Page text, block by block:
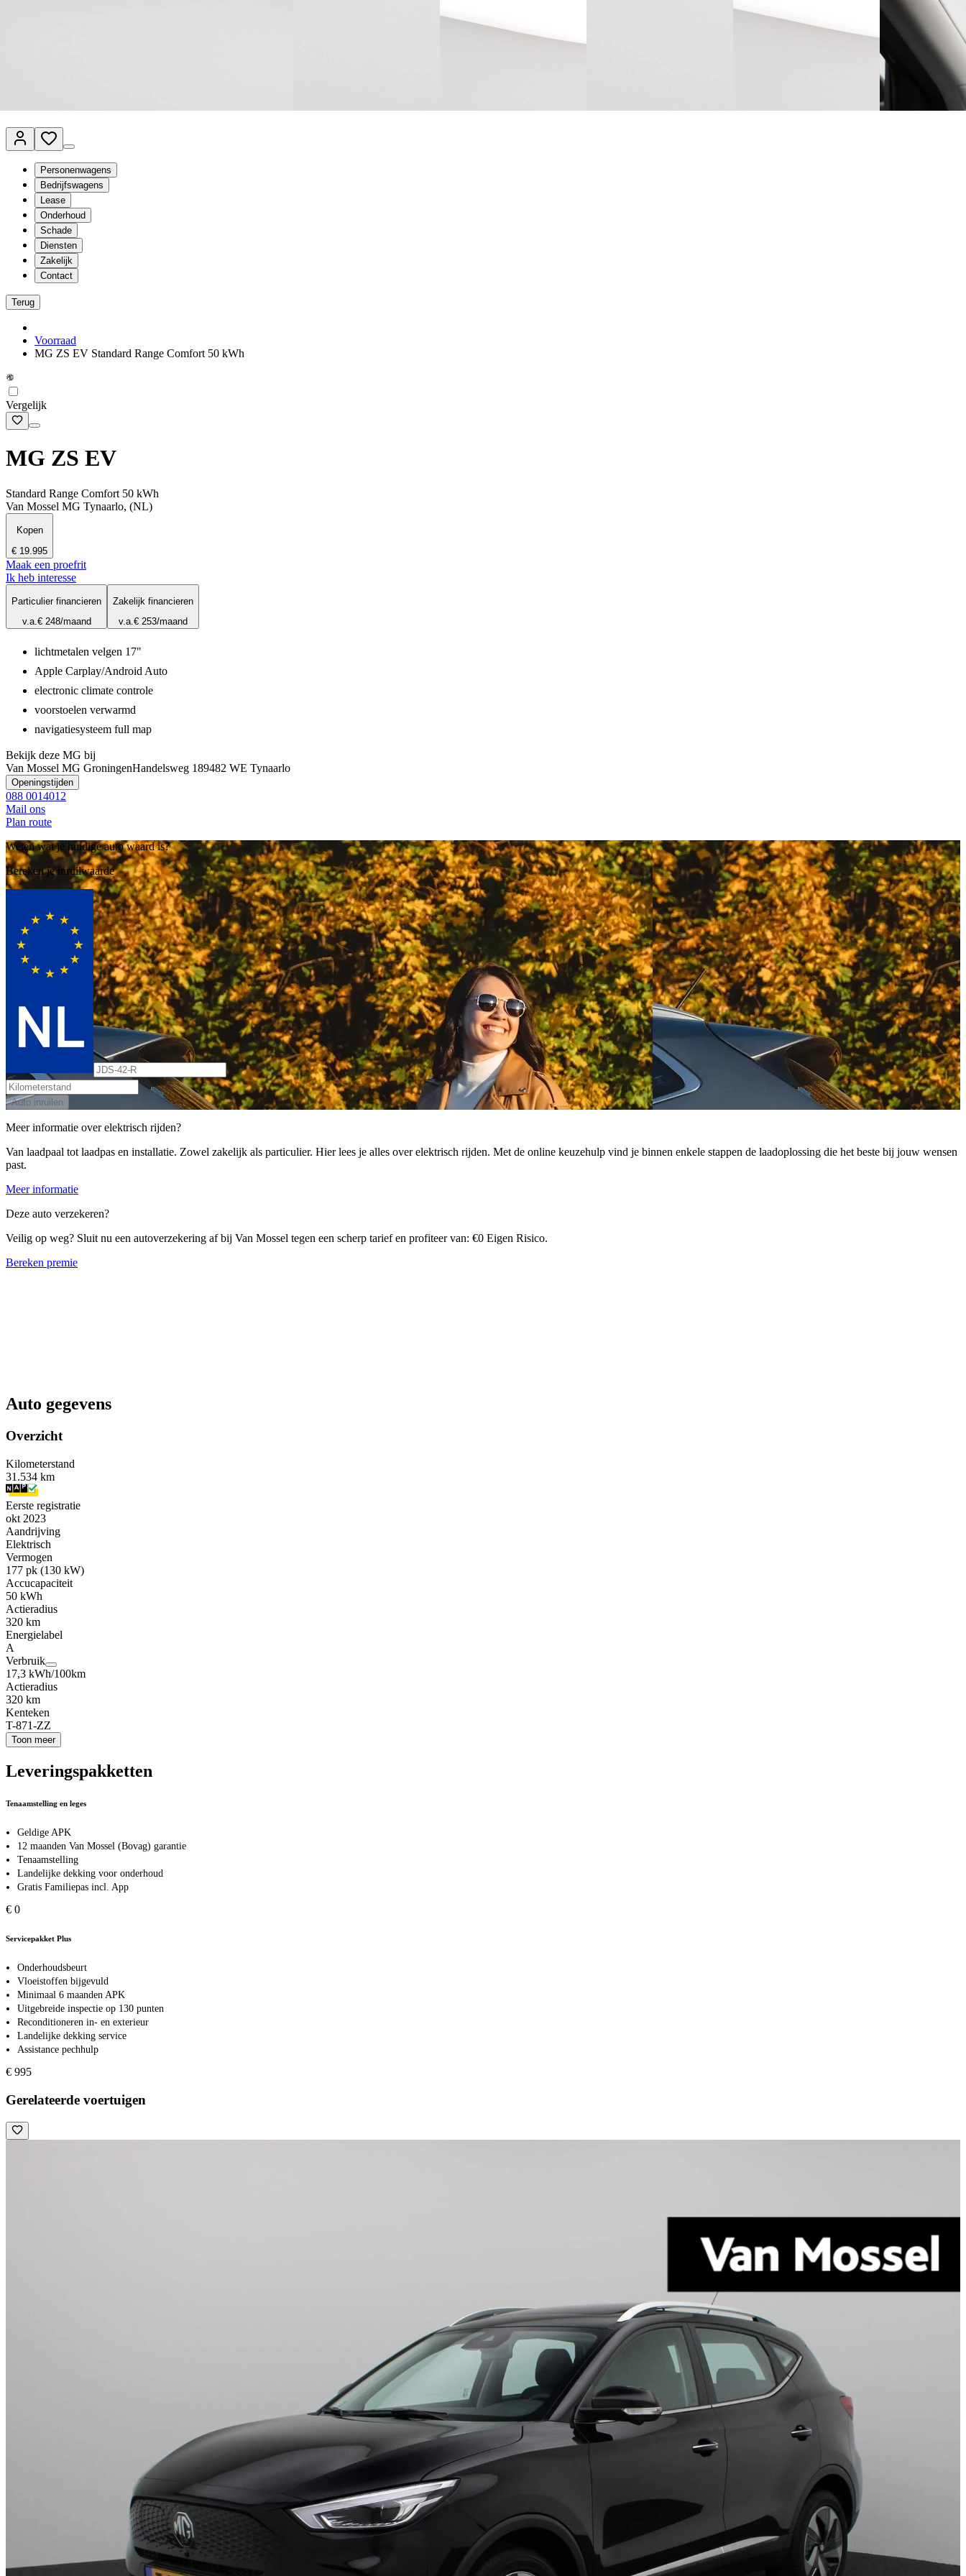
Personenwagens
Bedrijfswagens
Lease
Onderhoud
Schade
Diensten
Zakelijk
Contact
Terug
Voorraad
MG ZS EV Standard Range Comfort 50 kWh
Vergelijk
MG ZS EV
Standard Range Comfort 50 kWh
Van Mossel MG Tynaarlo, (NL)
Kopen
€ 19.995
Maak een proefrit
Ik heb interesse
Particulier financieren
v.a.€ 248/maand
Zakelijk financieren
v.a.€ 253/maand
lichtmetalen velgen 17"
Apple Carplay/Android Auto
electronic climate controle
voorstoelen verwarmd
navigatiesysteem full map
Bekijk deze MG bij
Van Mossel MG GroningenHandelsweg 189482 WE Tynaarlo
Openingstijden
088 0014012
Mail ons
Plan route
Weten wat je huidige auto waard is?
Bereken je inruilwaarde
Auto inruilen
Meer informatie over elektrisch rijden?
Van laadpaal tot laadpas en installatie. Zowel zakelijk als particulier. Hier lees je alles over elektrisch rijden. Met de online keuzehulp vind je binnen enkele stappen de laadoplossing die het beste bij jouw wensen
past.
Meer informatie
Deze auto verzekeren?
Veilig op weg? Sluit nu een autoverzekering af bij Van Mossel tegen een scherp tarief en profiteer van: €0 Eigen Risico.
Bereken premie
Auto gegevens
Overzicht
Kilometerstand
31.534 km
Eerste registratie
okt 2023
Aandrijving
Elektrisch
Vermogen
177 pk (130 kW)
Accucapaciteit
50 kWh
Actieradius
320 km
Energielabel
A
Verbruik
17,3 kWh/100km
Actieradius
320 km
Kenteken
T-871-ZZ
Toon meer
Leveringspakketten
Tenaamstelling en leges
Geldige APK
12 maanden Van Mossel (Bovag) garantie
Tenaamstelling
Landelijke dekking voor onderhoud
Gratis Familiepas incl. App
€ 0
Servicepakket Plus
Onderhoudsbeurt
Vloeistoffen bijgevuld
Minimaal 6 maanden APK
Uitgebreide inspectie op 130 punten
Reconditioneren in- en exterieur
Landelijke dekking service
Assistance pechhulp
€ 995
Gerelateerde voertuigen